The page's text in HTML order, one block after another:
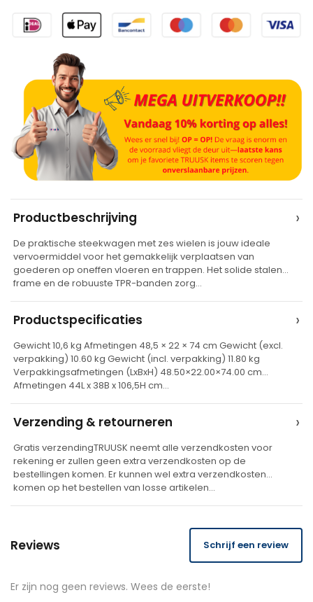
t
e
r
a
t
v
e
Productbeschrijving ›
De praktische steekwagen met zes wielen is jouw ideale
vervoermiddel voor het gemakkelijk verplaatsen van
goederen op oneffen vloeren en trappen. Het solide stalen
frame en de robuuste TPR-banden zorg…
Productspecificaties ›
Gewicht 10,6 kg Afmetingen 48,5 × 22 × 74 cm Gewicht (excl.
verpakking) 10.60 kg Gewicht (incl. verpakking) 11.80 kg
Verpakkingsafmetingen (LxBxH) 48.50×22.00×74.00 cm
Afmetingen 44L x 38B x 106,5H cm…
Verzending & retourneren ›
Gratis verzendingTRUUSK neemt alle verzendkosten voor
rekening er zullen geen extra verzendkosten op de
bestellingen komen. Er kunnen wel extra verzendkosten
komen op het bestellen van losse artikelen…
Reviews Schrijf een review
Er zijn nog geen reviews. Wees de eerste!